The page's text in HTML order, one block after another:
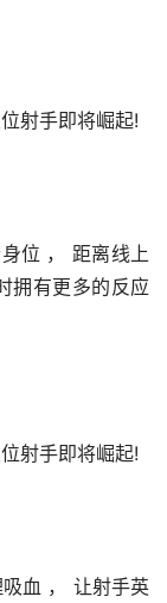
位 ， 距离线上
拥有更多的反应
血 ， 让射手英